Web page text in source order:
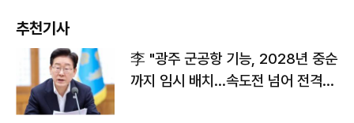
추천기사
李 "광주 군공항 기능, 2028년 중순
까지 임시 배치…속도전 넘어 전격